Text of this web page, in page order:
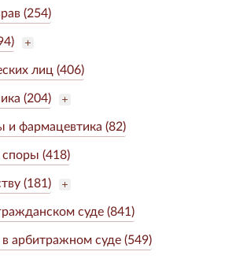
(254)
лиц (406)
(204)
фармацевтика (82)
(418)
(181)
суде (841)
арбитражном суде (549)